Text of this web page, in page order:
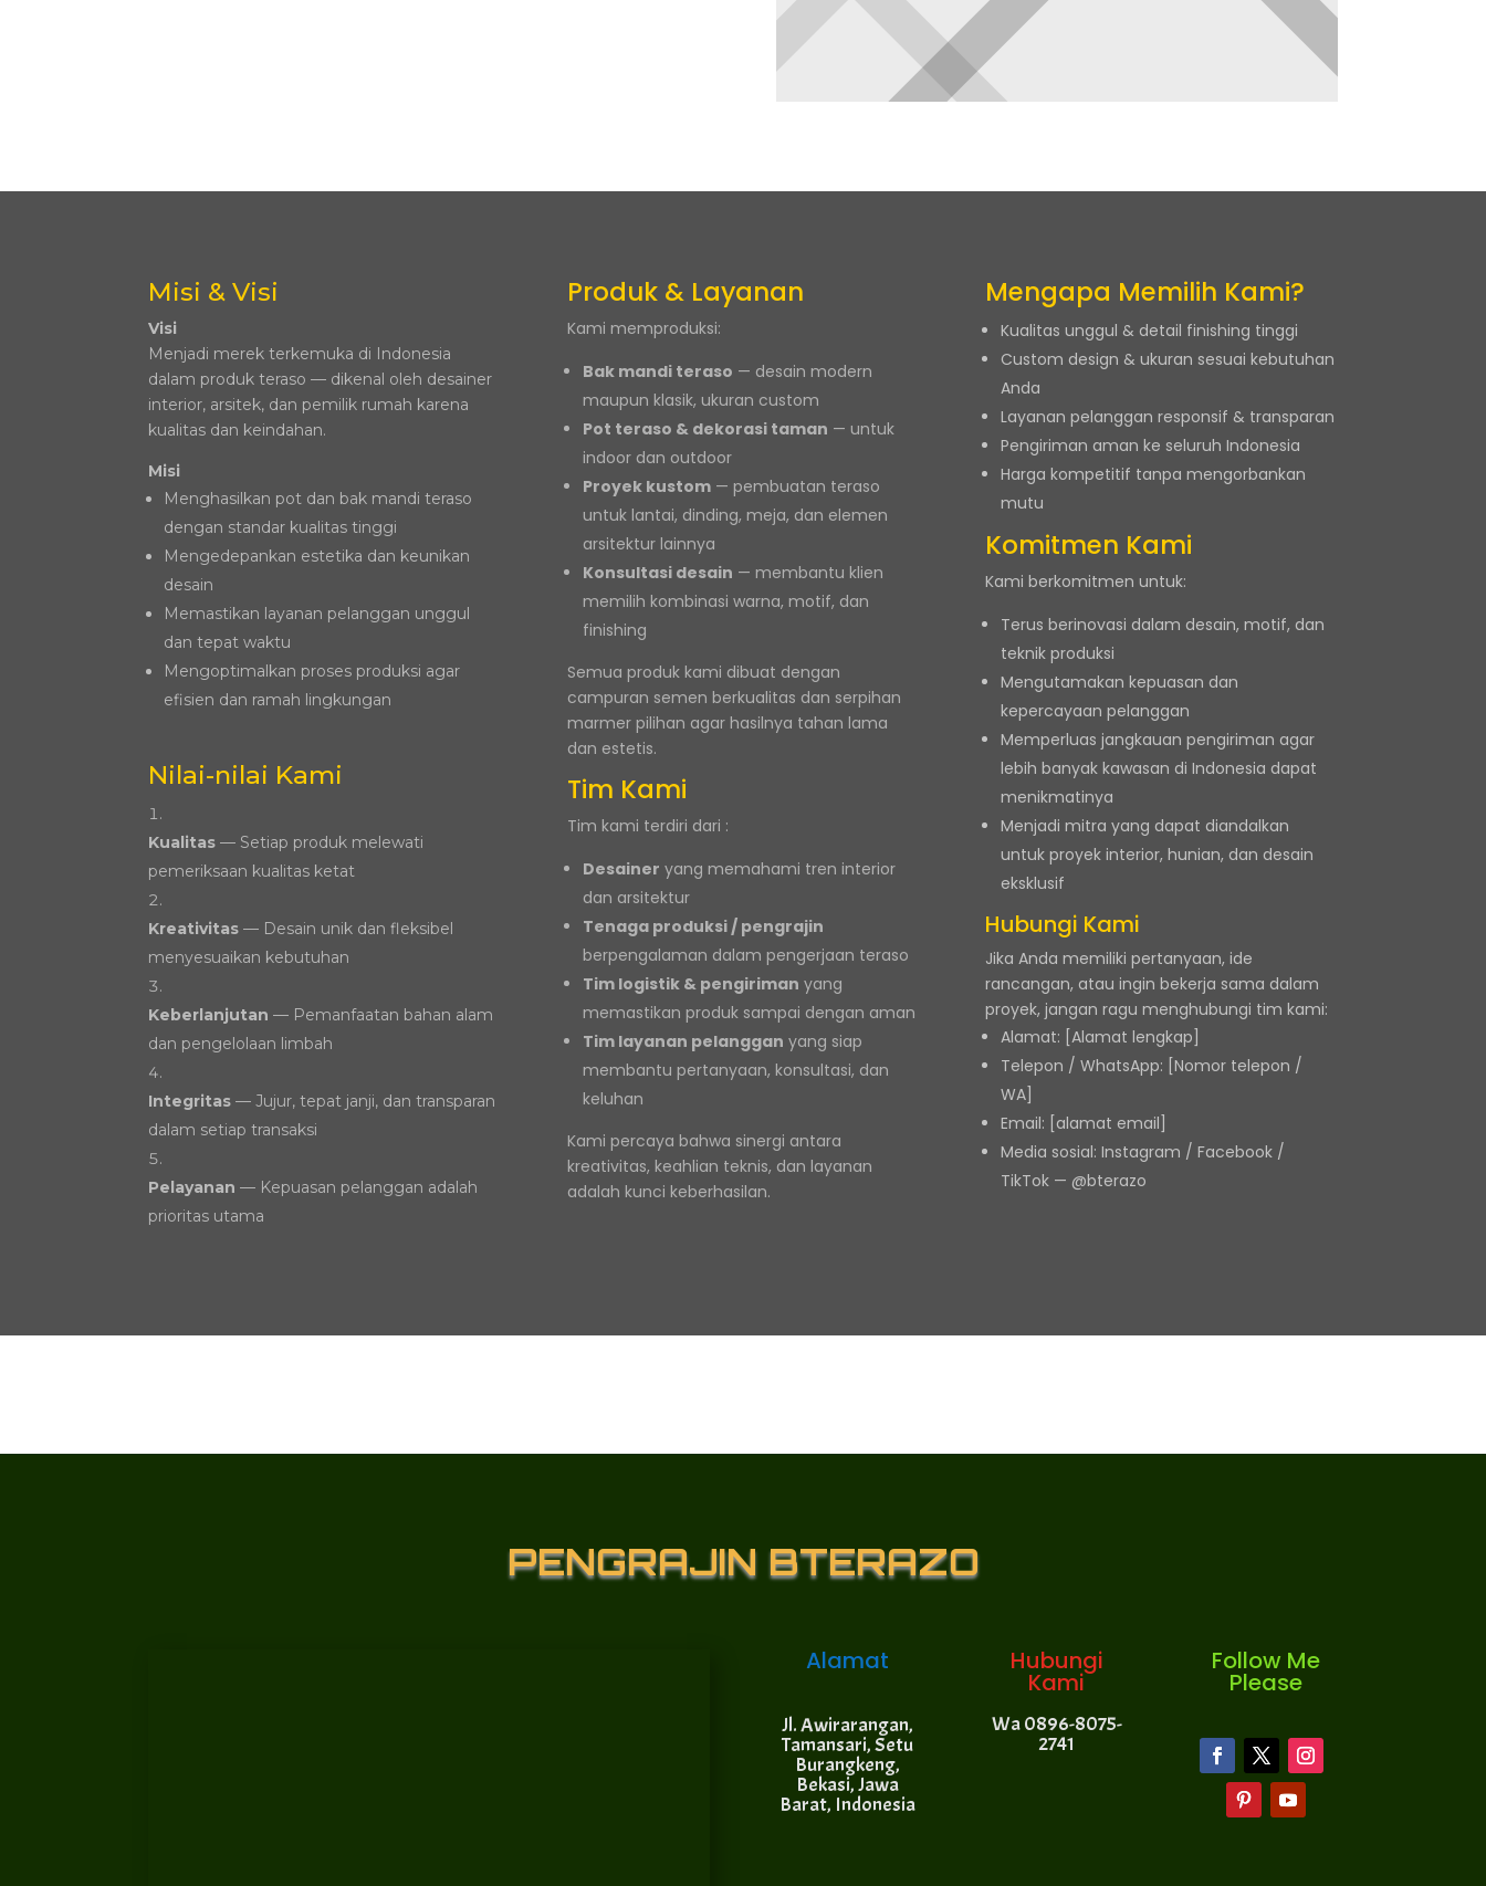
Misi & Visi
Visi
Menjadi merek terkemuka di Indonesia
dalam produk teraso — dikenal oleh desainer
interior, arsitek, dan pemilik rumah karena
kualitas dan keindahan.
Misi
Menghasilkan pot dan bak mandi teraso
dengan standar kualitas tinggi
Mengedepankan estetika dan keunikan
desain
Memastikan layanan pelanggan unggul
dan tepat waktu
Mengoptimalkan proses produksi agar
efisien dan ramah lingkungan
Nilai-nilai Kami
Kualitas — Setiap produk melewati
pemeriksaan kualitas ketat
Kreativitas — Desain unik dan fleksibel
menyesuaikan kebutuhan
Keberlanjutan — Pemanfaatan bahan alam
dan pengelolaan limbah
Integritas — Jujur, tepat janji, dan transparan
dalam setiap transaksi
Pelayanan — Kepuasan pelanggan adalah
prioritas utama
Produk & Layanan
Kami memproduksi:
Bak mandi teraso — desain modern
maupun klasik, ukuran custom
Pot teraso & dekorasi taman — untuk
indoor dan outdoor
Proyek kustom— pembuatan teraso
untuk lantai, dinding, meja, dan elemen
arsitektur lainnya
Konsultasi desain — membantu klien
memilih kombinasi warna, motif, dan
finishing
Semua produk kami dibuat dengan
campuran semen berkualitas dan serpihan
marmer pilihan agar hasilnya tahan lama
dan estetis.
Tim Kami
Tim kami terdiri dari :
Desainer yang memahami tren interior
dan arsitektur
Tenaga produksi / pengrajin
berpengalaman dalam pengerjaan teraso
Tim logistik & pengiriman yang
memastikan produk sampai dengan aman
Tim layanan pelanggan yang siap
membantu pertanyaan, konsultasi, dan
keluhan
Kami percaya bahwa sinergi antara
kreativitas, keahlian teknis, dan layanan
adalah kunci keberhasilan.
Mengapa Memilih Kami?
Kualitas unggul & detail finishing tinggi
Custom design & ukuran sesuai kebutuhan
Anda
Layanan pelanggan responsif & transparan
Pengiriman aman ke seluruh Indonesia
Harga kompetitif tanpa mengorbankan
mutu
Komitmen Kami
Kami berkomitmen untuk:
Terus berinovasi dalam desain, motif, dan
teknik produksi
Mengutamakan kepuasan dan
kepercayaan pelanggan
Memperluas jangkauan pengiriman agar
lebih banyak kawasan di Indonesia dapat
menikmatinya
Menjadi mitra yang dapat diandalkan
untuk proyek interior, hunian, dan desain
eksklusif
Hubungi Kami
Jika Anda memiliki pertanyaan, ide
rancangan, atau ingin bekerja sama dalam
proyek, jangan ragu menghubungi tim kami:
Alamat: [Alamat lengkap]
Telepon / WhatsApp: [Nomor telepon /
WA]
Email: [alamat email]
Media sosial: Instagram / Facebook /
TikTok — @bterazo
PENGRAJIN BTERAZO
Alamat
Jl. Awirarangan,
Tamansari, Setu
Burangkeng,
Bekasi, Jawa
Barat, Indonesia
Hubungi
Kami
Wa 0896-8075-
2741
Follow Me
Please